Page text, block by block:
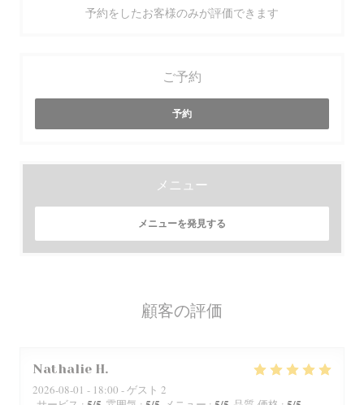
顧客の評価
Nathalie H
2026-08-01 - 18:00 - ゲスト 2
予約をしたお客様のみが評価できます
ご予約
予約
メニュー
メニューを発見する